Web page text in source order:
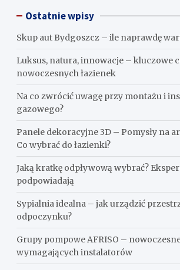
Ostatnie wpisy
Skup aut Bydgoszcz – ile naprawdę
Luksus, natura, innowacje – kluczowe
nowoczesnych łazienek
Na co zwrócić uwagę przy montażu i
gazowego?
Panele dekoracyjne 3D – Pomysły na
Co wybrać do łazienki?
Jaką kratkę odpływową wybrać?
podpowiadają
Sypialnia idealna – jak urządzić
odpoczynku?
Grupy pompowe AFRISO –
wymagających instalatorów